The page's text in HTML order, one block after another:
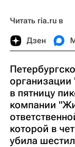
Читать ria.ru в
Дзен
в пятницу
компании
которой в
убила